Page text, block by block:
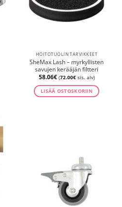
HOITOTUOLIN TARVIKKEET
SheMax Lash – myrkyllisten
savujen kerääjän filtteri
58.06€ (72.00€sis. alv)
LISÄÄ OSTOSKORIIN